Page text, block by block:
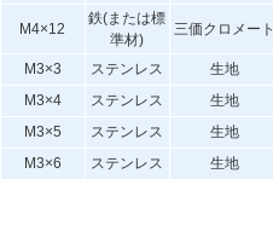
M4×12
鉄(または標
準材)
三価クロメート
M3×3 ステンレス 生地
M3×4
ステンレス 生地
M3×5
ステンレス 生地
M3×6
ステンレス 生地